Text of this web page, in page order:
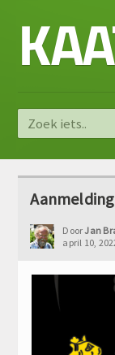
DoorJan
april 10,